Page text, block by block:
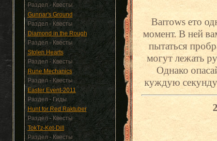
Раздел - Квесты
Gunnar's Ground
Раздел - Квесты
Diamond in the Rough
Раздел - Квесты
Stolen Hearts
Раздел - Квесты
Rune Mechanics
Раздел - Квесты
Easter Event-2011
Раздел - Гиды
Hunt for Red Raktuber
Раздел - Квесты
TokTz-Ket-Dill
Раздел - Квесты
Barrows ето
момент. В ней
пытаться
могут лежать
Однако
куждую